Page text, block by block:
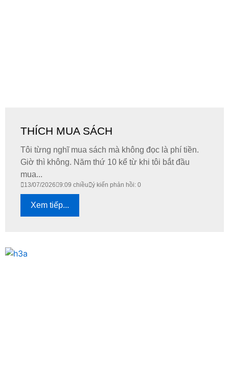
THÍCH MUA SÁCH
Tôi từng nghĩ mua sách mà không đọc là phí tiền.
Giờ thì không. Năm thứ 10 kể từ khi tôi bắt đầu
mua...
13/07/2026 9:09 chiều ý kiến phản hồi: 0
Xem tiếp...